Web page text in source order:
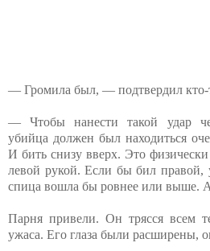
— Громила был, — подтвердил кто-
— Чтобы нанести такой удар
убийца должен был находиться
И бить снизу вверх. Это
левой рукой. Если бы бил
спица вошла бы ровнее или выше. А
Парня привели. Он трясся всем
ужаса. Его глаза были расширены,